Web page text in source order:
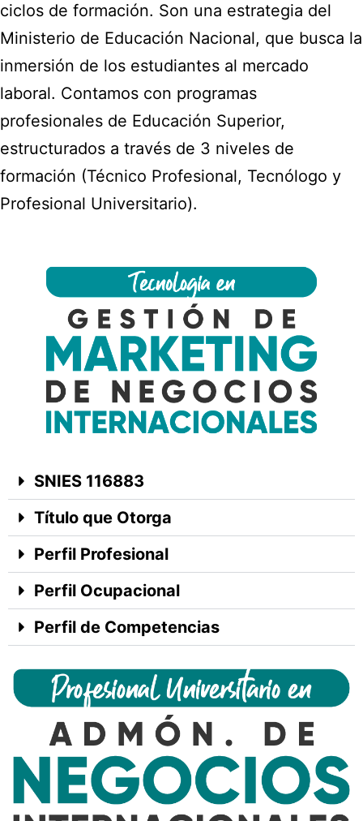
ciclos de formación. Son una estrategia del
Ministerio de Educación Nacional, que busca la
inmersión de los estudiantes al mercado
laboral. Contamos con programas
profesionales de Educación Superior,
estructurados a través de 3 niveles de
formación (Técnico Profesional, Tecnólogo y
Profesional Universitario).
SNIES 116883
Título que Otorga
Perfil Profesional
Perfil Ocupacional
Perfil de Competencias